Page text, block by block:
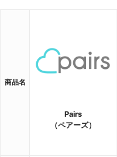
商品名
Pairs
（ペアーズ）